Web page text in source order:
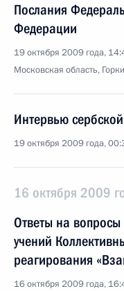
Послания
Федерации
19 октября 2009 года,
Московская область, Горки
Интервью
19 октября 2009 года,
16 октября 2009
Ответы на
учений
реагирования
16 октября 2009 года,